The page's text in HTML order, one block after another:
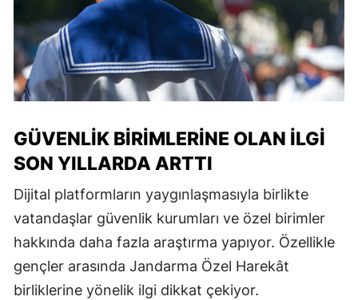
GÜVENLIK BIRIMLERINE OLAN İLGI
SON YILLARDA ARTTI
Dijital platformların yaygınlaşmasıyla birlikte
vatandaşlar güvenlik kurumları ve özel birimler
hakkında daha fazla araştırma yapıyor. Özellikle
gençler arasında Jandarma Özel Harekât
birliklerine yönelik ilgi dikkat çekiyor.